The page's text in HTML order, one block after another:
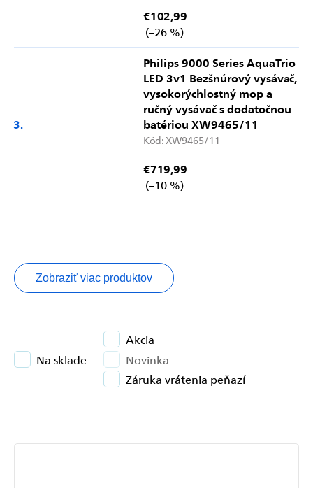
(–26 %)
€102,99
Philips 9000 Series AquaTrio
LED 3v1 Bezšnúrový vysávač,
vysokorýchlostný mop a
ručný vysávač s dodatočnou
batériou XW9465/11
Kód:XW9465/11
(–10 %)
€719,99
Zobraziť viac produktov
Na sklade
Akcia
Novinka
Záruka vrátenia peňazí